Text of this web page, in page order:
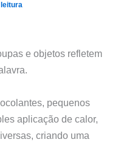
e objetos refletem
pequenos
aplicação de calor,
criando uma